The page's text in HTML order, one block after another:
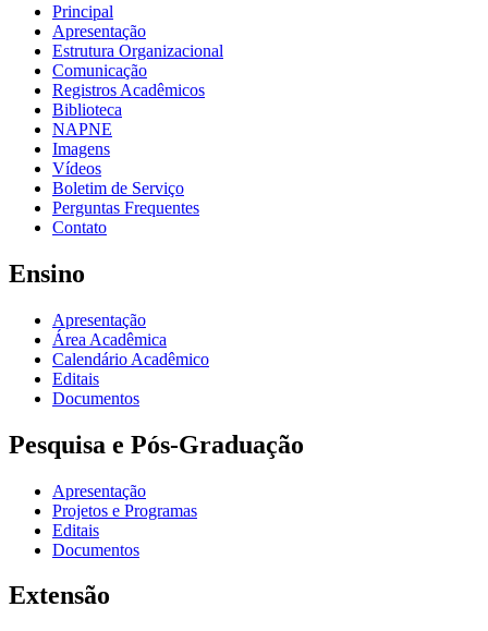
Principal
Apresentação
Estrutura Organizacional
Comunicação
Registros Acadêmicos
Biblioteca
NAPNE
Imagens
Vídeos
Boletim de Serviço
Perguntas Frequentes
Contato
Ensino
Apresentação
Área Acadêmica
Calendário Acadêmico
Editais
Documentos
Pesquisa e Pós-Graduação
Apresentação
Projetos e Programas
Editais
Documentos
Extensão